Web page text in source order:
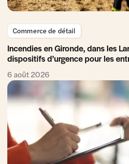
Commerce de détail
Incendies en Gironde, dans les
dispositifs d’urgence pour les
6 août 2026